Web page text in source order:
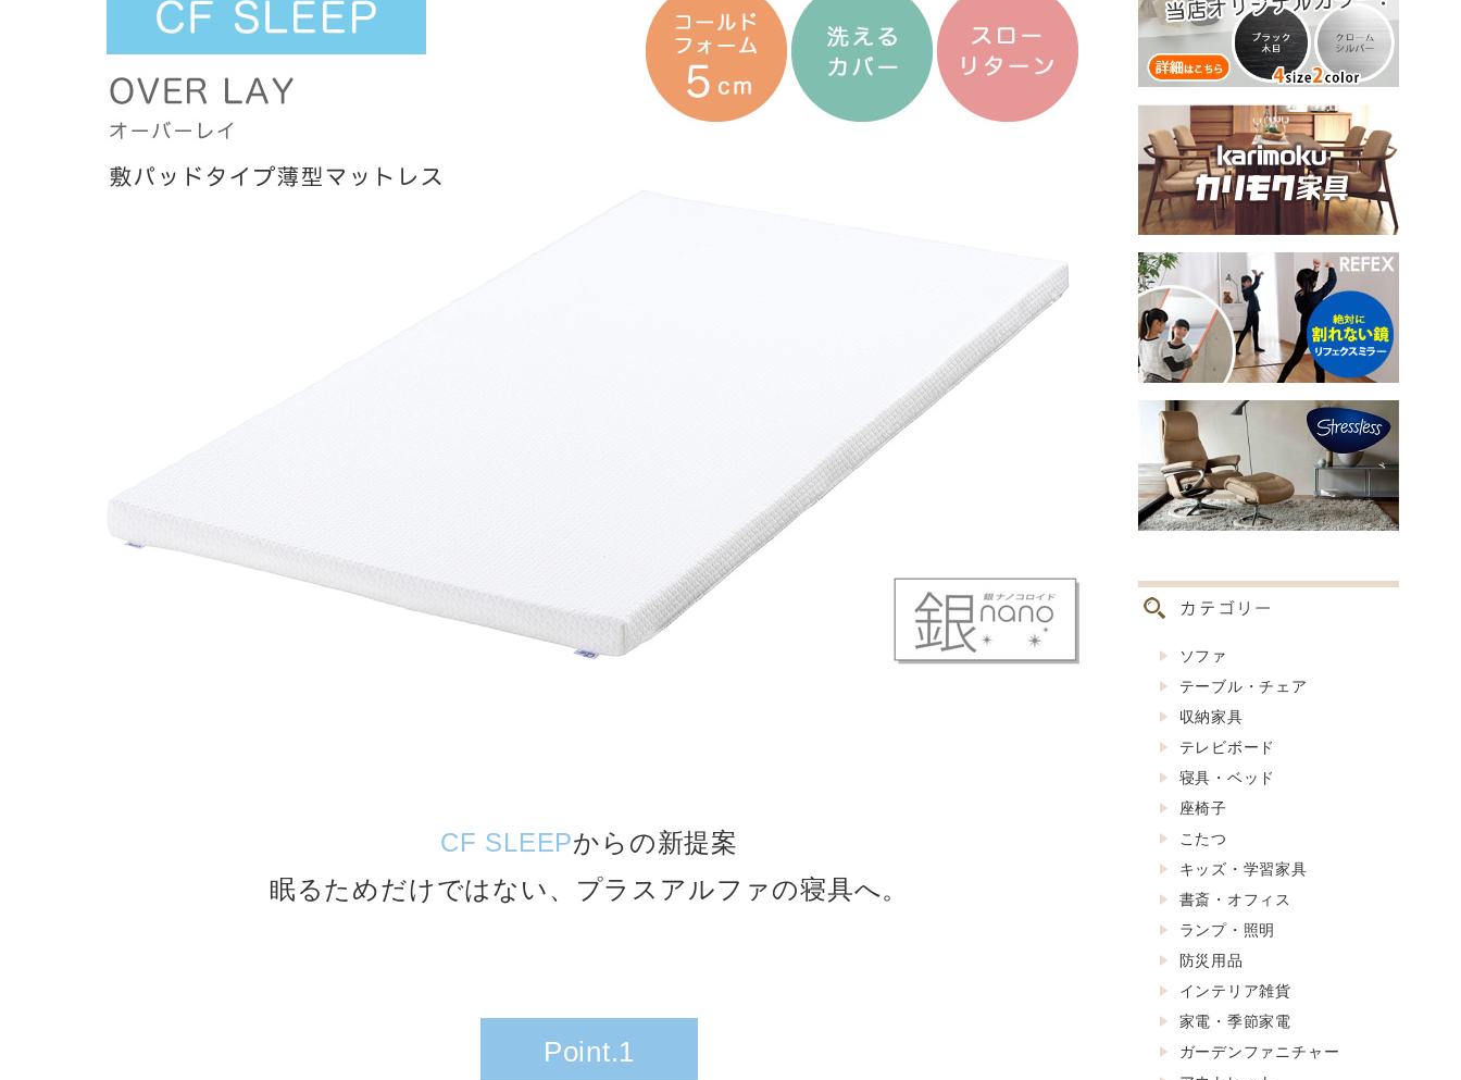
CF SLEEPからの新提案
眠るためだけではない、プラスアルファの寝具へ。
Point.1
ソファ
テーブル・チェア
収納家具
テレビボード
寝具・ベッド
座椅子
こたつ
キッズ・学習家具
書斎・オフィス
ランプ・照明
防災用品
インテリア雑貨
家電・季節家電
ガーデンファニチャー